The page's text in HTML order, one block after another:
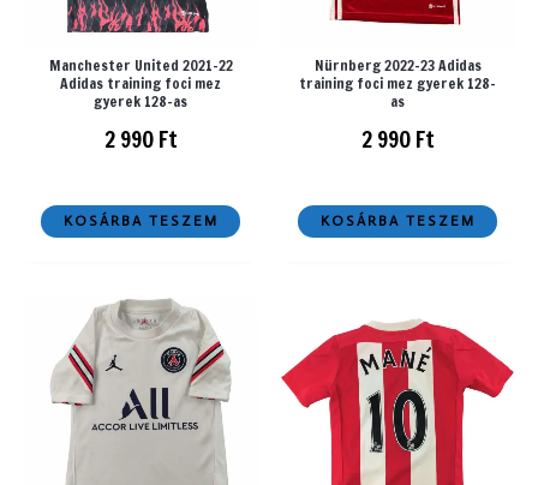
Manchester United 2021-22
Adidas training foci mez
gyerek 128-as
2 990Ft
KOSÁRBA TESZEM
Nürnberg 2022-23 Adidas
training foci mez gyerek 128-
as
2 990Ft
KOSÁRBA TESZEM